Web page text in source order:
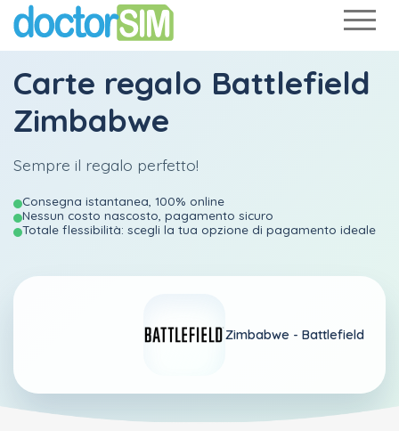
Carte regalo Battlefield
Zimbabwe
Sempre il regalo perfetto!
Consegna istantanea, 100% online
Nessun costo nascosto, pagamento sicuro
Totale flessibilità: scegli la tua opzione di pagamento ideale
Zimbabwe - Battlefield